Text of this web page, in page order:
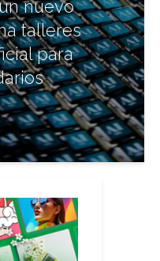
nuevo
talleres
para